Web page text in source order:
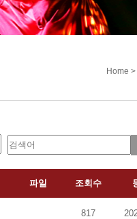
Home
파일 조회수
817